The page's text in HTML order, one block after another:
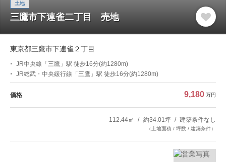
土地
三鷹市下連雀二丁目 売地
東京都三鷹市下連雀２丁目
JR中央線「三鷹」駅 徒歩16分(約1280m)
JR総武・中央緩行線「三鷹」駅 徒歩16分(約1280m)
価格 9,180 万円
112.44㎡ 約34.01坪 建築条件なし
（土地面積 / 坪数 / 建築条件）